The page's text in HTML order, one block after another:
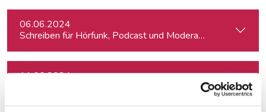
06.06.2024
Schreiben für Hörfunk, Podcast und Moderation
11.06.2024